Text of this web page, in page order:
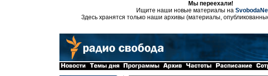
Мы переехали!
Ищите наши новые материалы на
Здесь хранятся только наши архивы (материалы,